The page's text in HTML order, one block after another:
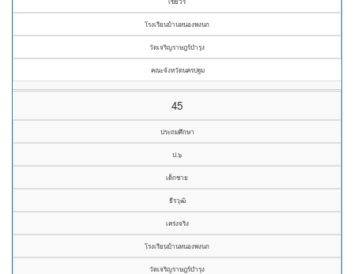
โรงเรียนบ้านหนองพงนก
วัดเจริญราษฎร์บำรุง
คณะจังหวัดนครปฐม
45
ประถมศึกษา
ป.๖
เด็กชาย
ธีรวุฒิ
เคร่งจริง
โรงเรียนบ้านหนองพงนก
วัดเจริญราษฎร์บำรุง